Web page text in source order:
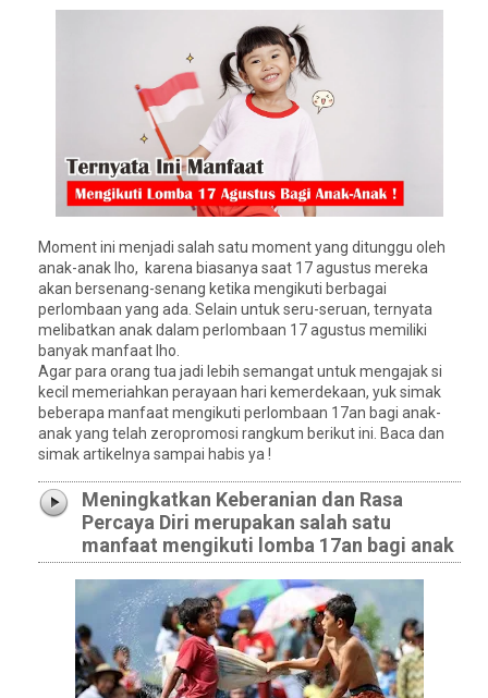
Moment ini menjadi salah satu moment yang ditunggu oleh
anak-anak lho, karena biasanya saat 17 agustus mereka
akan bersenang-senang ketika mengikuti berbagai
perlombaan yang ada. Selain untuk seru-seruan, ternyata
melibatkan anak dalam perlombaan 17 agustus memiliki
banyak manfaat lho.
Agar para orang tua jadi lebih semangat untuk mengajak si
kecil memeriahkan perayaan hari kemerdekaan, yuk simak
beberapa manfaat mengikuti perlombaan 17an bagi anak-
anak yang telah zeropromosi rangkum berikut ini. Baca dan
simak artikelnya sampai habis ya !
Meningkatkan Keberanian dan Rasa
Percaya Diri merupakan salah satu
manfaat mengikuti lomba 17an bagi anak